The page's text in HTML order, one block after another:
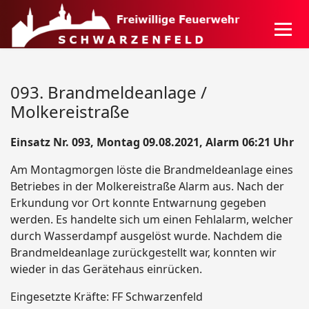
093. Brandmeldeanlage /
Molkereistraße
Einsatz Nr. 093, Montag 09.08.2021, Alarm 06:21 Uhr
Am Montagmorgen löste die Brandmeldeanlage eines
Betriebes in der Molkereistraße Alarm aus. Nach der
Erkundung vor Ort konnte Entwarnung gegeben
werden. Es handelte sich um einen Fehlalarm, welcher
durch Wasserdampf ausgelöst wurde. Nachdem die
Brandmeldeanlage zurückgestellt war, konnten wir
wieder in das Gerätehaus einrücken.
Eingesetzte Kräfte: FF Schwarzenfeld